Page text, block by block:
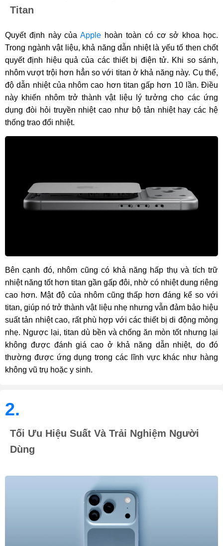
Titan
Quyết định này củaApple hoàn toàn có cơ sở khoa học.
Trong ngành vật liệu, khả năng dẫn nhiệt là yếu tố then chốt
quyết định hiệu quả của các thiết bị điện tử. Khi so sánh,
nhôm vượt trội hơn hẳn so với titan ở khả năng này. Cụ thể,
độ dẫn nhiệt của nhôm cao hơn titan gấp hơn 10 lần. Điều
này khiến nhôm trở thành vật liệu lý tưởng cho các ứng
dụng đòi hỏi truyền nhiệt cao như bộ tản nhiệt hay các hệ
thống trao đổi nhiệt.
Bên cạnh đó, nhôm cũng có khả năng hấp thụ và tích trữ
nhiệt năng tốt hơn titan gần gấp đôi, nhờ có nhiệt dung riêng
cao hơn. Mật độ của nhôm cũng thấp hơn đáng kể so với
titan, giúp nó trở thành vật liệu nhẹ nhưng vẫn đảm bảo hiệu
suất tản nhiệt cao, rất phù hợp với các thiết bị di động mỏng
nhẹ. Ngược lại, titan dù bền và chống ăn mòn tốt nhưng lại
không được đánh giá cao ở khả năng dẫn nhiệt, do đó
thường được ứng dụng trong các lĩnh vực khác như hàng
không vũ trụ hoặc y sinh.
2.
Tối Ưu Hiệu Suất Và Trải Nghiệm Người
Dùng